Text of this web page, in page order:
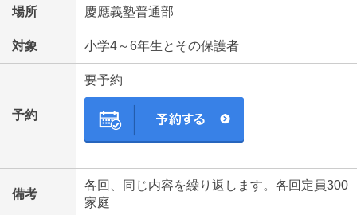
場所 慶應義塾普通部
対象 小学4～6年生とその保護者
予約
要予約
備考
各回、同じ内容を繰り返します。各回定員300
家庭